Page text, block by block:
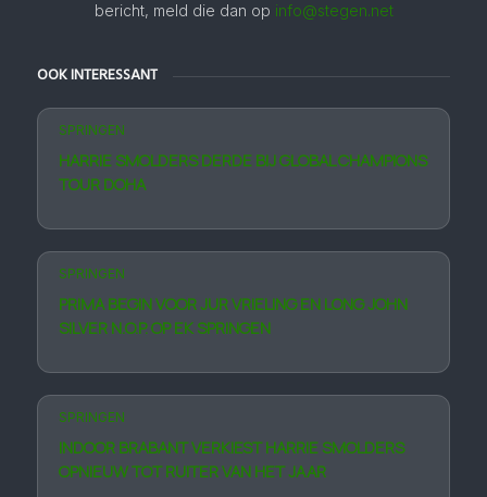
bericht, meld die dan op info@stegen.net
OOK INTERESSANT
SPRINGEN
HARRIE SMOLDERS DERDE BIJ GLOBAL CHAMPIONS
TOUR DOHA
SPRINGEN
PRIMA BEGIN VOOR JUR VRIELING EN LONG JOHN
SILVER N.O.P. OP EK SPRINGEN
SPRINGEN
INDOOR BRABANT VERKIEST HARRIE SMOLDERS
OPNIEUW TOT RUITER VAN HET JAAR